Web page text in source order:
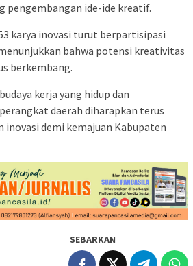
pengembangan ide-ide kreatif.
karya inovasi turut berpartisipasi
bahwa potensi kreativitas
berkembang.
kerja yang hidup dan
daerah diharapkan terus
demi kemajuan Kabupaten
SEBARKAN